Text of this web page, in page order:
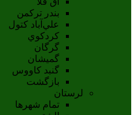
بندر ترکمن
علي‌آباد کتول
کردکوي
گرگان
گميشان
گنبد کاووس
بازگشت
لرستان
تمام شهر‌ها